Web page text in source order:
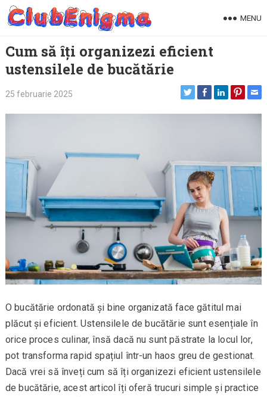
Skip
MENU
Cum să îți organizezi eficient
ustensilele de bucătărie
25 februarie 2025
O bucătărie ordonată și bine organizată face gătitul mai
plăcut și eficient. Ustensilele de bucătărie sunt esențiale în
orice proces culinar, însă dacă nu sunt păstrate la locul lor,
pot transforma rapid spațiul într-un haos greu de gestionat.
Dacă vrei să înveți cum să îți organizezi eficient ustensilele
de bucătărie, acest articol îți oferă trucuri simple și practice